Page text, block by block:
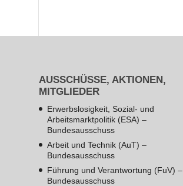
AUSSCHÜSSE, AKTIONEN,
MITGLIEDER
Erwerbslosigkeit, Sozial- und
Arbeitsmarktpolitik (ESA) –
Bundesausschuss
Arbeit und Technik (AuT) –
Bundesausschuss
Führung und Verantwortung (FuV) –
Bundesausschuss